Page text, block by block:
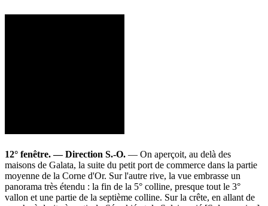
12° fenêtre. — Direction S.-O. — On aperçoit, au delà des
maisons de Galata, la suite du petit port de commerce dans la partie
moyenne de la Corne d'Or. Sur l'autre rive, la vue embrasse un
panorama très étendu : la fin de la 5° colline, presque tout le 3°
vallon et une partie de la septième colline. Sur la crête, en allant de